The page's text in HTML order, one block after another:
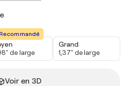
de large
Grand
1,37" de large
Voir en 3D